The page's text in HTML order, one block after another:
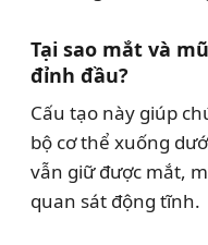
Tại sao mắt và
đỉnh đầu?
Cấu tạo này giúp
bộ cơ thể xuống
vẫn giữ được mắt,
quan sát động tĩnh.